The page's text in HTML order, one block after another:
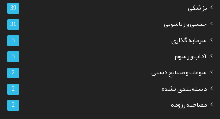
پزشکی 39
جنسی و زناشویی 31
سرمایه گذاری 3
آداب و رسوم 3
سوغات و صنایع دستی 2
دسته‌بندی نشده 2
مصاحبه رزومه 2